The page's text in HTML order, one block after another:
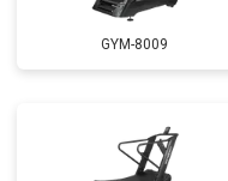
GYM-8009